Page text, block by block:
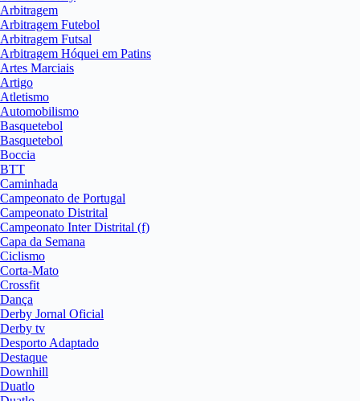
Arbitragem
Arbitragem Futebol
Arbitragem Futsal
Arbitragem Hóquei em Patins
Artes Marciais
Artigo
Atletismo
Automobilismo
Basquetebol
Basquetebol
Boccia
BTT
Caminhada
Campeonato de Portugal
Campeonato Distrital
Campeonato Inter Distrital (f)
Capa da Semana
Ciclismo
Corta-Mato
Crossfit
Dança
Derby Jornal Oficial
Derby tv
Desporto Adaptado
Destaque
Downhill
Duatlo